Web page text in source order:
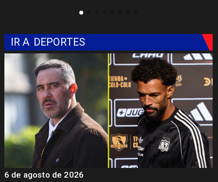
IR A DEPORTES
6 de agosto de 2026